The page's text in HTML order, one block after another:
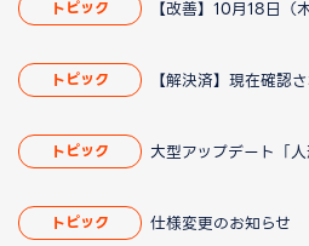
トピック
トピック
トピック 大型アップデート「
トピック 仕様変更のお知らせ